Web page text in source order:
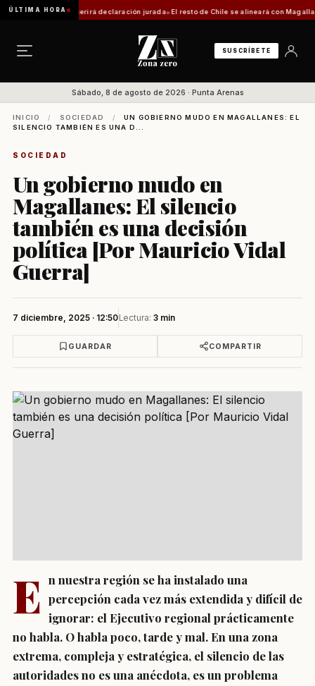
ÚLTIMA HORA
trámite requerirá declaración jurada El resto de Chile se alineará con Magallanes:
SUSCRÍBETE
Sábado, 8 de agosto de 2026 · Punta Arenas
INICIO / SOCIEDAD /
UN GOBIERNO MUDO EN MAGALLANES: EL
SILENCIO TAMBIÉN ES UNA D...
SOCIEDAD
Un gobierno mudo en
Magallanes: El silencio
también es una decisión
política [Por Mauricio Vidal
Guerra]
7 diciembre, 2025 · 12:50Lectura: 3 min
GUARDAR COMPARTIR
E n nuestra región se ha instalado una
percepción cada vez más extendida y difícil de
ignorar: el Ejecutivo regional prácticamente
no habla. O habla poco, tarde y mal. En una zona
extrema, compleja y estratégica, el silencio de las
autoridades no es una anécdota, es un problema